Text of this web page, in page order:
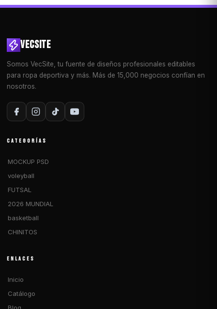
VECSITE
Somos VecSite, tu fuente de diseños profesionales editables
para ropa deportiva y más. Más de 15,000 negocios confían en
nosotros.
CATEGORÍAS
MOCKUP PSD
voleyball
FUTSAL
2026 MUNDIAL
basketball
CHINITOS
ENLACES
Inicio
Catálogo